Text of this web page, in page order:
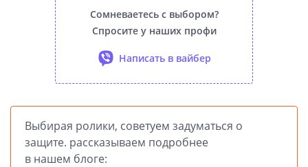
Сомневаетесь с выбором?
Спросите у наших профи
Написать в вайбер
Выбирая ролики, советуем задуматься о
защите. рассказываем подробнее
в нашем блоге: